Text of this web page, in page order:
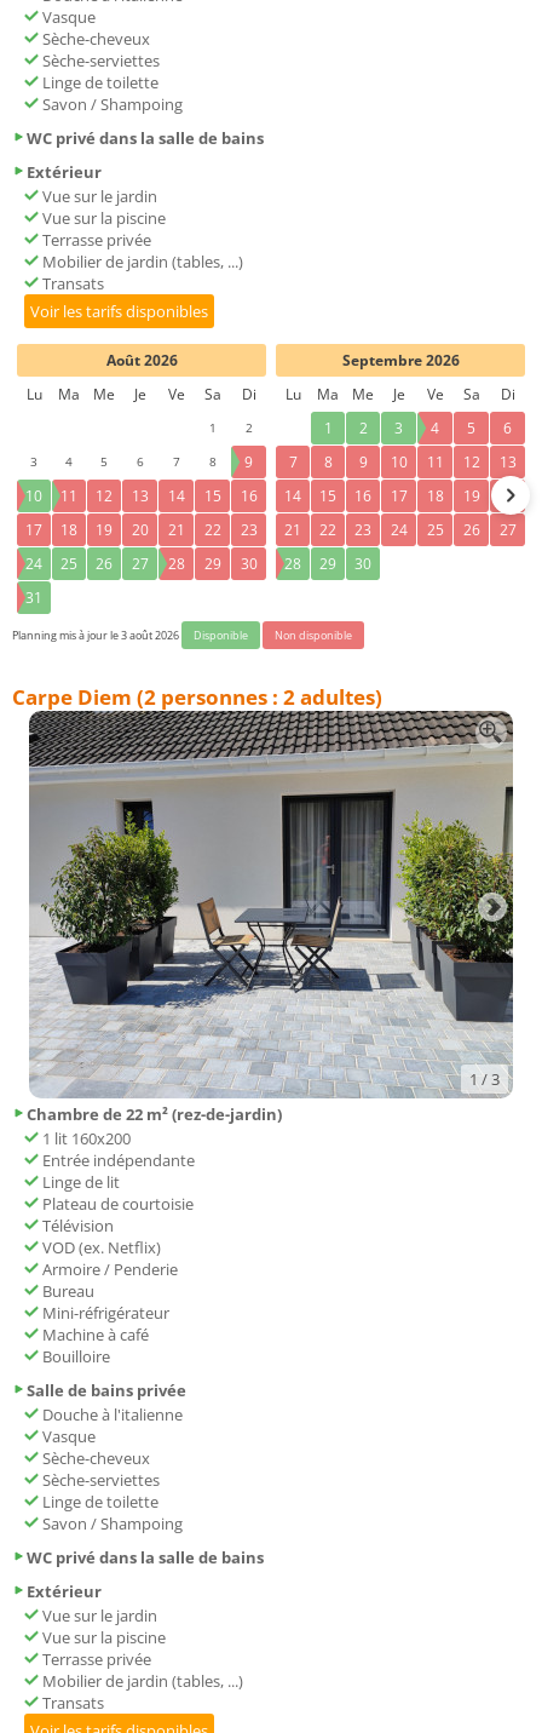
Vasque
Sèche-cheveux
Sèche-serviettes
Linge de toilette
Savon / Shampoing
WC privé dans la salle de bains
Extérieur
Vue sur le jardin
Vue sur la piscine
Terrasse privée
Mobilier de jardin (tables, ...)
Transats
Voir les tarifs disponibles
Août 2026
Lu
Ma Me Je Ve Sa Di
1
2
3
4 5 6 7 8
9
10
11 12 13 14 15
16
17
18 19 20 21 22
23
24
25 26 27 28 29
30
31
Septembre 2026
Lu
Ma Me Je Ve Sa
Di
1
2 3 4 5
6
7
8 9 10 11 12
13
14
15 16 17 18 19
20
21
22 23 24 25 26
27
28
29 30
Planning mis à jour le 3 août 2026 Disponible Non disponible
Carpe Diem (2 personnes : 2 adultes)
1 / 3
Chambre de 22 m² (rez-de-jardin)
1 lit 160x200
Entrée indépendante
Linge de lit
Plateau de courtoisie
Télévision
VOD (ex. Netflix)
Armoire / Penderie
Bureau
Mini-réfrigérateur
Machine à café
Bouilloire
Salle de bains privée
Douche à l'italienne
Vasque
Sèche-cheveux
Sèche-serviettes
Linge de toilette
Savon / Shampoing
WC privé dans la salle de bains
Extérieur
Vue sur le jardin
Vue sur la piscine
Terrasse privée
Mobilier de jardin (tables, ...)
Transats